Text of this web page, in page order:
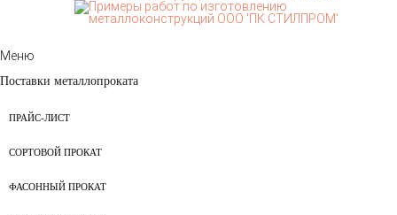
Меню
Поставки металлопроката
ПРАЙС-ЛИСТ
СОРТОВОЙ ПРОКАТ
ФАСОННЫЙ ПРОКАТ